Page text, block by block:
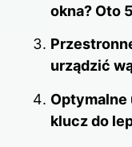
k
okna? Oto
urządzić
Optymalne
klucz do